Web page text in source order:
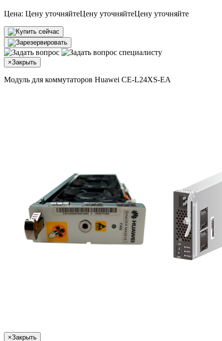
Цена: Цену уточняйтеЦену уточняйтеЦену уточняйте
×Закрыть
Модуль для коммутаторов Huawei CE-L24XS-EA
×Закрыть